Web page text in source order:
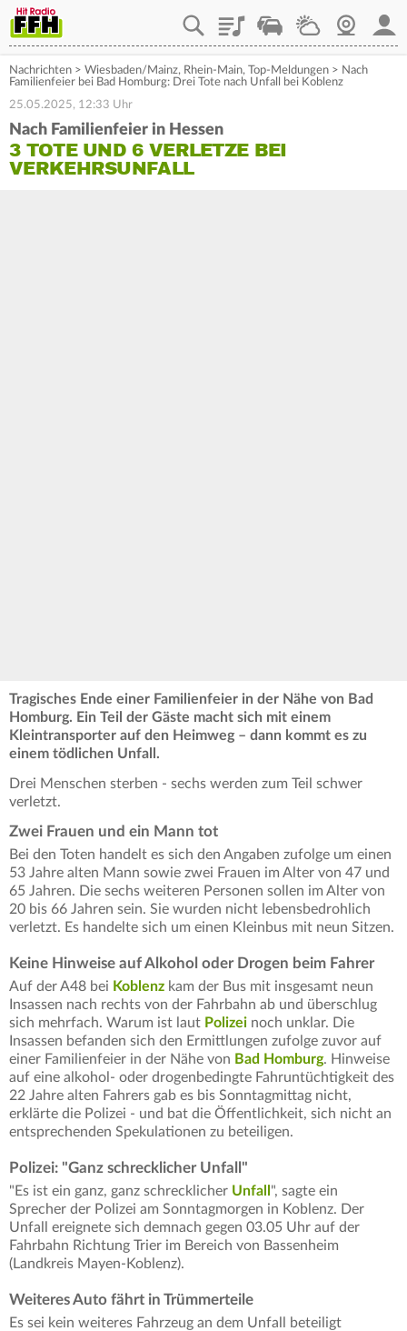
PlaylistStaupilotWetterWebcam
Nachrichten > Wiesbaden/Mainz, Rhein-Main, Top-Meldungen > Nach
Familienfeier bei Bad Homburg: Drei Tote nach Unfall bei Koblenz
25.05.2025, 12:33 Uhr
Nach Familienfeier in Hessen
3 TOTE UND 6 VERLETZE BEI
VERKEHRSUNFALL
Tragisches Ende einer Familienfeier in der Nähe von Bad
Homburg. Ein Teil der Gäste macht sich mit einem
Kleintransporter auf den Heimweg – dann kommt es zu
einem tödlichen Unfall.
Drei Menschen sterben - sechs werden zum Teil schwer
verletzt.
Zwei Frauen und ein Mann tot
Bei den Toten handelt es sich den Angaben zufolge um einen
53 Jahre alten Mann sowie zwei Frauen im Alter von 47 und
65 Jahren. Die sechs weiteren Personen sollen im Alter von
20 bis 66 Jahren sein. Sie wurden nicht lebensbedrohlich
verletzt. Es handelte sich um einen Kleinbus mit neun Sitzen.
Keine Hinweise auf Alkohol oder Drogen beim Fahrer
Auf der A48 bei Koblenz kam der Bus mit insgesamt neun
Insassen nach rechts von der Fahrbahn ab und überschlug
sich mehrfach. Warum ist laut Polizei noch unklar. Die
Insassen befanden sich den Ermittlungen zufolge zuvor auf
einer Familienfeier in der Nähe von Bad Homburg. Hinweise
auf eine alkohol- oder drogenbedingte Fahruntüchtigkeit des
22 Jahre alten Fahrers gab es bis Sonntagmittag nicht,
erklärte die Polizei - und bat die Öffentlichkeit, sich nicht an
entsprechenden Spekulationen zu beteiligen.
Polizei: "Ganz schrecklicher Unfall"
"Es ist ein ganz, ganz schrecklicher Unfall ", sagte ein
Sprecher der Polizei am Sonntagmorgen in Koblenz. Der
Unfall ereignete sich demnach gegen 03.05 Uhr auf der
Fahrbahn Richtung Trier im Bereich von Bassenheim
(Landkreis Mayen-Koblenz).
Weiteres Auto fährt in Trümmerteile
Es sei kein weiteres Fahrzeug an dem Unfall beteiligt